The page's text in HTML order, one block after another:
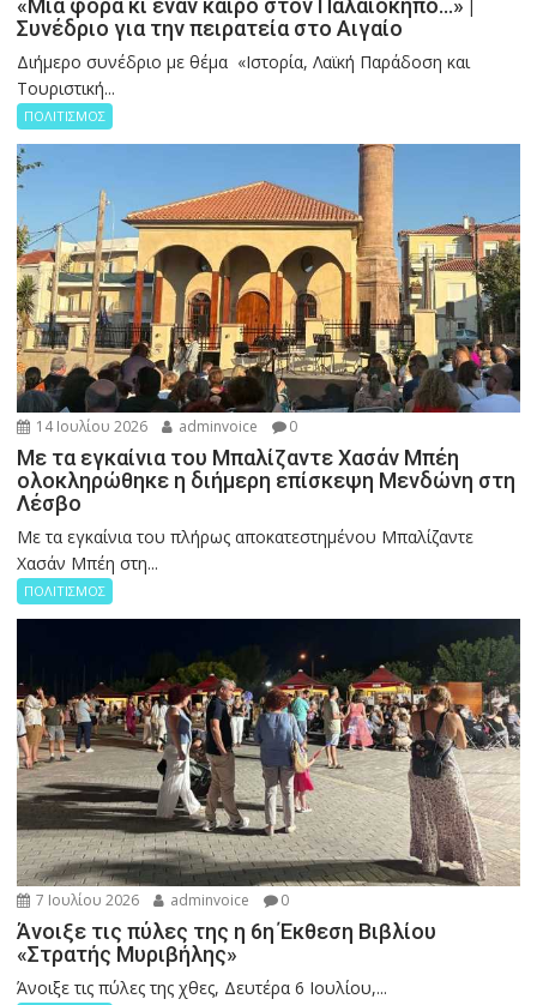
«Μια φορά κι έναν καιρό στον Παλαιόκηπο…» |
Συνέδριο για την πειρατεία στο Αιγαίο
Διήμερο συνέδριο με θέμα «Ιστορία, Λαϊκή Παράδοση και
Τουριστική...
ΠΟΛΙΤΙΣΜΟΣ
14 Ιουλίου 2026 adminvoice 0
Με τα εγκαίνια του Μπαλίζαντε Χασάν Μπέη
ολοκληρώθηκε η διήμερη επίσκεψη Μενδώνη στη
Λέσβο
Με τα εγκαίνια του πλήρως αποκατεστημένου Μπαλίζαντε
Χασάν Μπέη στη...
ΠΟΛΙΤΙΣΜΟΣ
7 Ιουλίου 2026 adminvoice 0
Άνοιξε τις πύλες της η 6η Έκθεση Βιβλίου
«Στρατής Μυριβήλης»
Άνοιξε τις πύλες της χθες, Δευτέρα 6 Ιουλίου,...